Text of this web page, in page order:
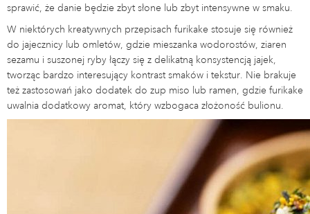
sprawić, że danie będzie zbyt słone lub zbyt intensywne w smaku.
W niektórych kreatywnych przepisach furikake stosuje się również
do jajecznicy lub omletów, gdzie mieszanka wodorostów, ziaren
sezamu i suszonej ryby łączy się z delikatną konsystencją jajek,
tworząc bardzo interesujący kontrast smaków i tekstur. Nie brakuje
też zastosowań jako dodatek do zup miso lub ramen, gdzie furikake
uwalnia dodatkowy aromat, który wzbogaca złożoność bulionu.